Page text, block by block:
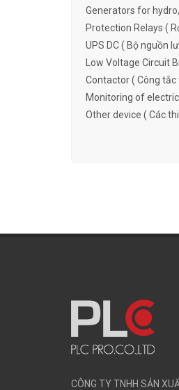
Generators for
Protection Relays (
UPS DC ( Bộ nguồn
Low Voltage Circuit
Contactor ( Công tắc
Monitoring of
Other device ( Các
CÔNG TY TNHH SẢN